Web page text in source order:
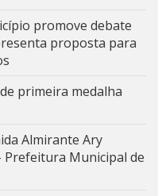
promove debate
proposta para
primeira medalha
Almirante Ary
Municipal de